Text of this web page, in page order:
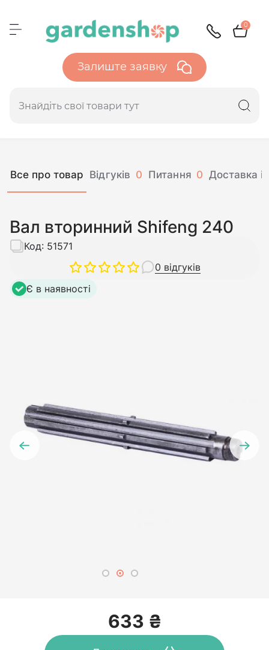
0
Залиште заявку
Все про товар Відгуків 0 Питання 0 Доставка і
Вал вторинний Shifeng 240
0 відгуків
Код: 51571
Є в наявності
633 ₴